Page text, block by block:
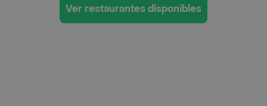
Ver restaurantes disponibles